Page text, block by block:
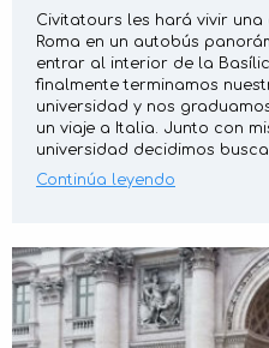
Civitatours les hará vivir
Roma en un autobús
entrar al interior de la
finalmente terminamos
universidad y nos
un viaje a Italia. Junto con
universidad decidimos
Continúa leyendo